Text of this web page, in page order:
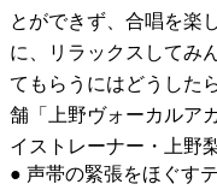
とができず、合唱を楽
に、リラックスしてみ
てもらうにはどうした
舗「上野ヴォーカルア
イストレーナー・上野
● 声帯の緊張をほぐす